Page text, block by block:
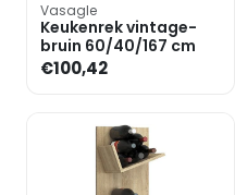
Vasagle
Keukenrek vintage-
bruin 60/40/167 cm
€100,42